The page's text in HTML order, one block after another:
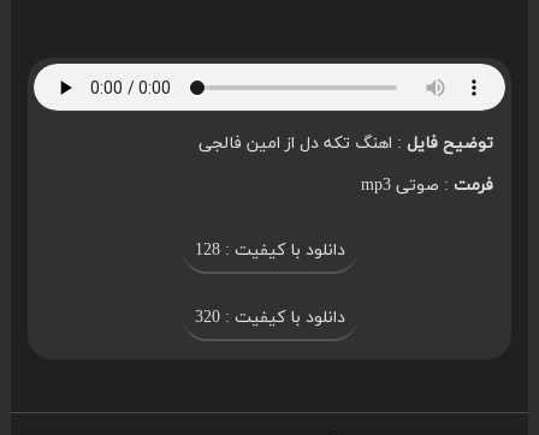
توضیح فایل: اهنگ تکه دل از امین فالجی
فرمت: صوتی mp3
دانلود با کیفیت : 128
دانلود با کیفیت : 320